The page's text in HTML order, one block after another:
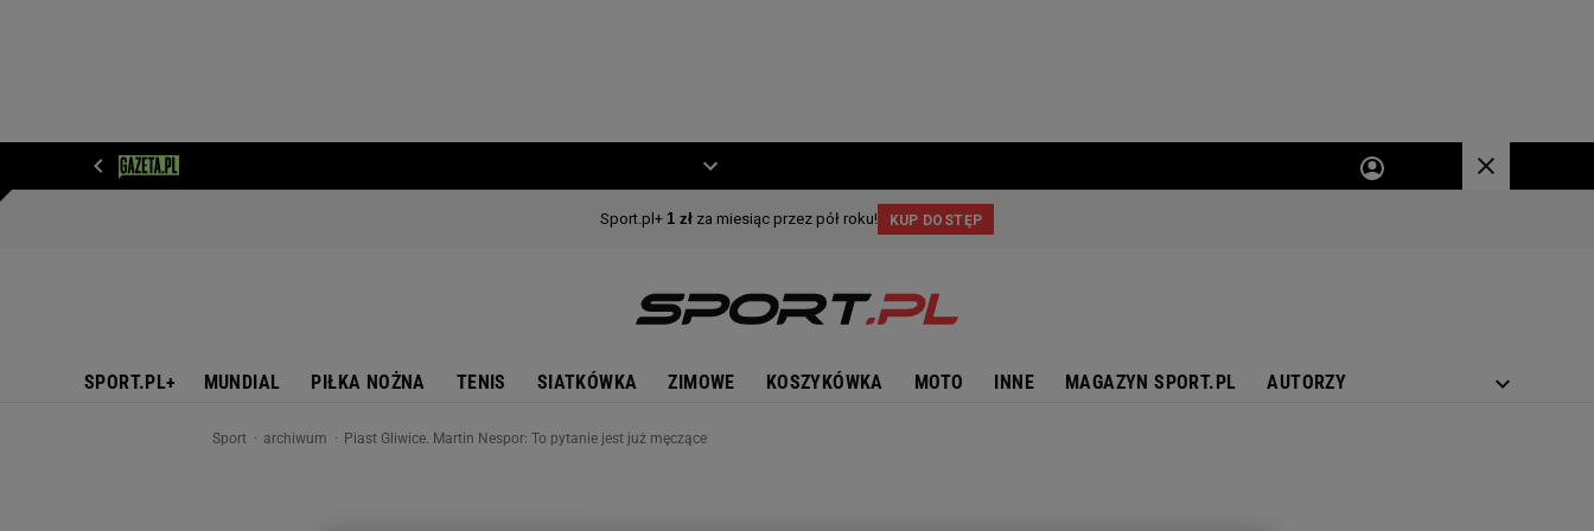
SPORT.PL+ MUNDIAL PIŁKA NOŻNA TENIS SIATKÓWKA ZIMOWE KOSZYKÓWKA MOTO INNE MAGAZYN SPORT.PL AUTORZY
Sport archiwum Piast Gliwice. Martin Nespor: To pytanie jest już męczące